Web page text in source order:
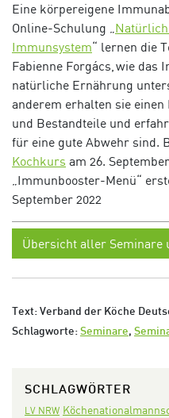
Eine körpereigene
Online-Schulung „
Immunsystem“ lernen die
Fabienne Forgács,wie das
natürliche Ernährung
anderem erhalten sie
und Bestandteile und
für eine gute Abwehr sind.
Kochkurs am 26.
„Immunbooster-Menü“
September 2022
Übersicht aller Seminare
Text: Verband der Köche
Schlagworte: Seminare,
SCHLAGWÖRTER
LV NRW